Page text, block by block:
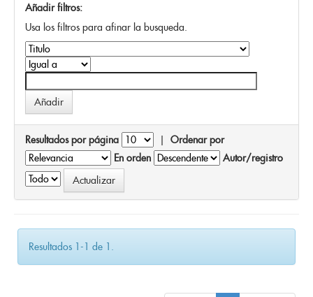
Añadir filtros:
Usa los filtros para afinar la busqueda.
Resultados por página | Ordenar por
En orden
Autor/registro
Resultados 1-1 de 1.